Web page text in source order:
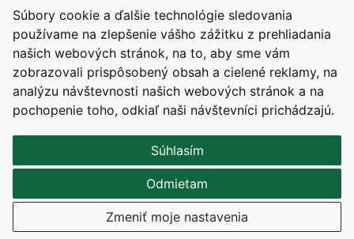
Súbory cookie a ďalšie technológie sledovania
používame na zlepšenie vášho zážitku z prehliadania
našich webových stránok, na to, aby sme vám
zobrazovali prispôsobený obsah a cielené reklamy, na
analýzu návštevnosti našich webových stránok a na
pochopenie toho, odkiaľ naši návštevníci prichádzajú.
Súhlasím
Odmietam
Zmeniť moje nastavenia
Kontakty Mapa stránky RSS
Vyhlásenie o prístupnosti
Nastavenia cookies
Prevádzkovateľom služby je Ministerstvo školstva, výskumu,
vývoja a mládeže Slovenskej republiky.